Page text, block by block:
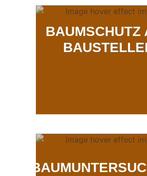
BAUMSCHUTZ